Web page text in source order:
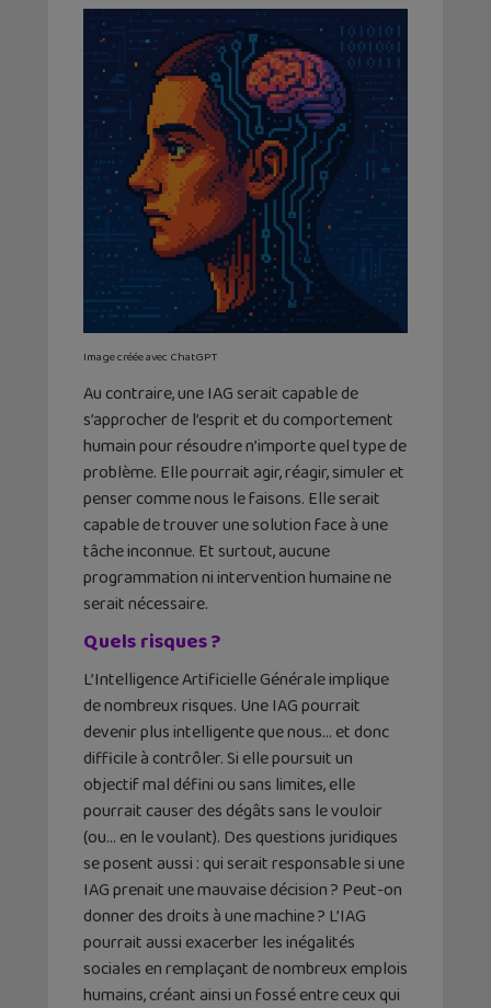
Image créée avec ChatGPT
Au contraire, une IAG serait capable de
s’approcher de l’esprit et du comportement
humain pour résoudre n’importe quel type de
problème. Elle pourrait agir, réagir, simuler et
penser comme nous le faisons. Elle serait
capable de trouver une solution face à une
tâche inconnue. Et surtout, aucune
programmation ni intervention humaine ne
serait nécessaire.
Quels risques ?
L’Intelligence Artificielle Générale implique
de nombreux risques. Une IAG pourrait
devenir plus intelligente que nous… et donc
difficile à contrôler. Si elle poursuit un
objectif mal défini ou sans limites, elle
pourrait causer des dégâts sans le vouloir
(ou… en le voulant). Des questions juridiques
se posent aussi : qui serait responsable si une
IAG prenait une mauvaise décision ? Peut-on
donner des droits à une machine ? L’IAG
pourrait aussi exacerber les inégalités
sociales en remplaçant de nombreux emplois
humains, créant ainsi un fossé entre ceux qui